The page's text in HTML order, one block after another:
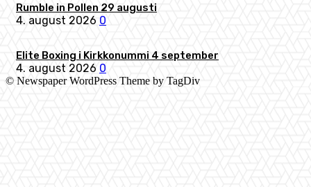
Rumble in Pollen 29 augusti
4. august 2026 0
Elite Boxing i Kirkkonummi 4 september
4. august 2026 0
© Newspaper WordPress Theme by TagDiv